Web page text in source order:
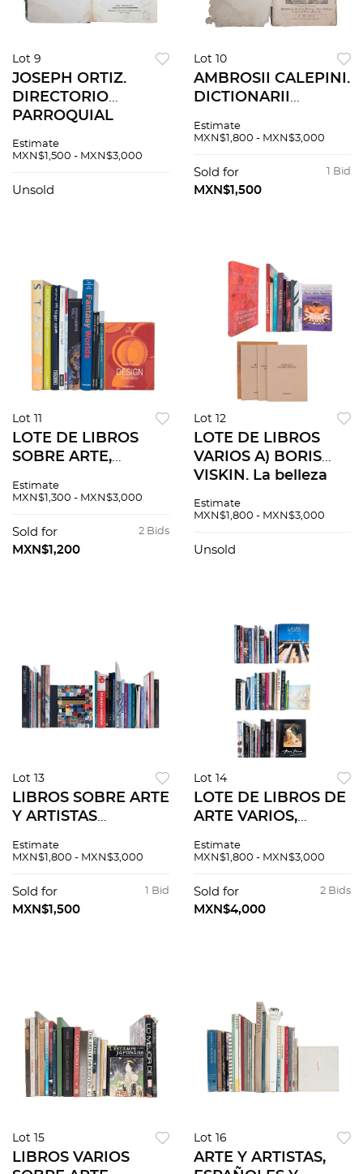
Lot 9
JOSEPH ORTIZ.
DIRECTORIO
PARROQUIAL
CONCURSOS Y DE
ANTONIO PÉREZ DE
Estimate
MXN$1,500 - MXN$3,000
Unsold
Lot 10
AMBROSII CALEPINI.
DICTIONARII
ALTERA PARS.
Estimate
MXN$1,800 - MXN$3,000
1 Bid
Sold for
MXN$1,500
Lot 11
LOTE DE LIBROS
SOBRE ARTE,
TASCHEN Algunos
XXe Siècle. Josep
MAria Jujol.
Estimate
MXN$1,300 - MXN$3,000
2 Bids
Sold for
MXN$1,200
Lot 12
LOTE DE LIBROS
VARIOS A) BORIS
VISKIN. La belleza
problemas / La
después / Un
Estimate
MXN$1,800 - MXN$3,000
Unsold
Lot 13
LIBROS SOBRE ARTE
Y ARTISTAS
ARTISTAS
para la historia de
las artes gráficas.
Estimate
MXN$1,800 - MXN$3,000
1 Bid
Sold for
MXN$1,500
Lot 14
LOTE DE LIBROS DE
ARTE VARIOS,
UNIVERSAL
mediterània. La era
de los reyes. Pintura.
Estimate
MXN$1,800 - MXN$3,000
2 Bids
Sold for
MXN$4,000
Lot 15
LIBROS VARIOS
Lot 16
ARTE Y ARTISTAS,